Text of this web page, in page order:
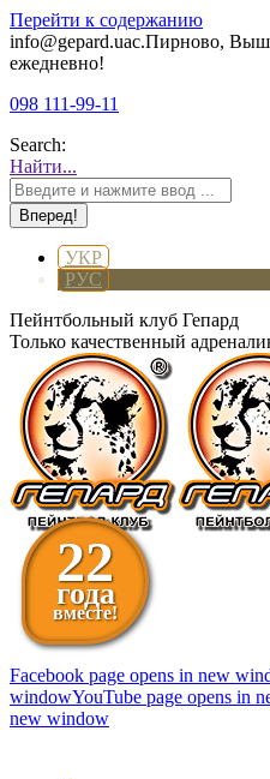
Перейти к содержанию
info@gepard.uaс.Пирново,
ежедневно!
098 111-99-11
Search:
Найти...
УКР
РУС
Пейнтбольный клуб Гепард
Только качественный
22
года
вместе!
Facebook page opens in new
windowYouTube page opens in
new window